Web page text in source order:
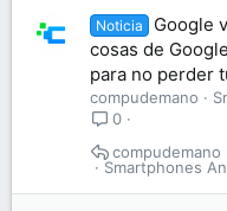
Noticia
Google
cosas de
para no perder
compudemano
0
Smartphones
compudemano